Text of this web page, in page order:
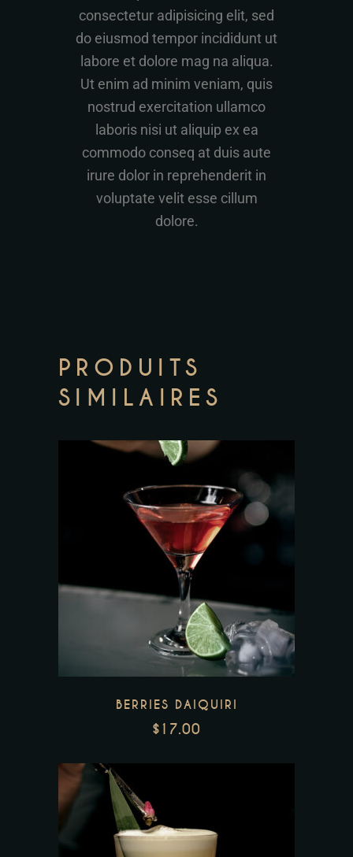
consectetur adipisicing elit, sed
do eiusmod tempor incididunt ut
labore et dolore mag na aliqua.
Ut enim ad minim veniam, quis
nostrud exercitation ullamco
laboris nisi ut aliquip ex ea
commodo conseq at duis aute
irure dolor in reprehenderit in
voluptate velit esse cillum
dolore.
PRODUITS
SIMILAIRES
BERRIES DAIQUIRI
$17.00